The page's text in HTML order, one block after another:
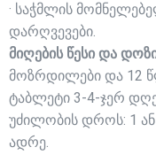
· საჭმლის
დარღვევები.
მიღების წესი და
მოზრდილები და 12
ტაბლეტი 3-4-ჯერ
უძილობის დროს: 1
ადრე.